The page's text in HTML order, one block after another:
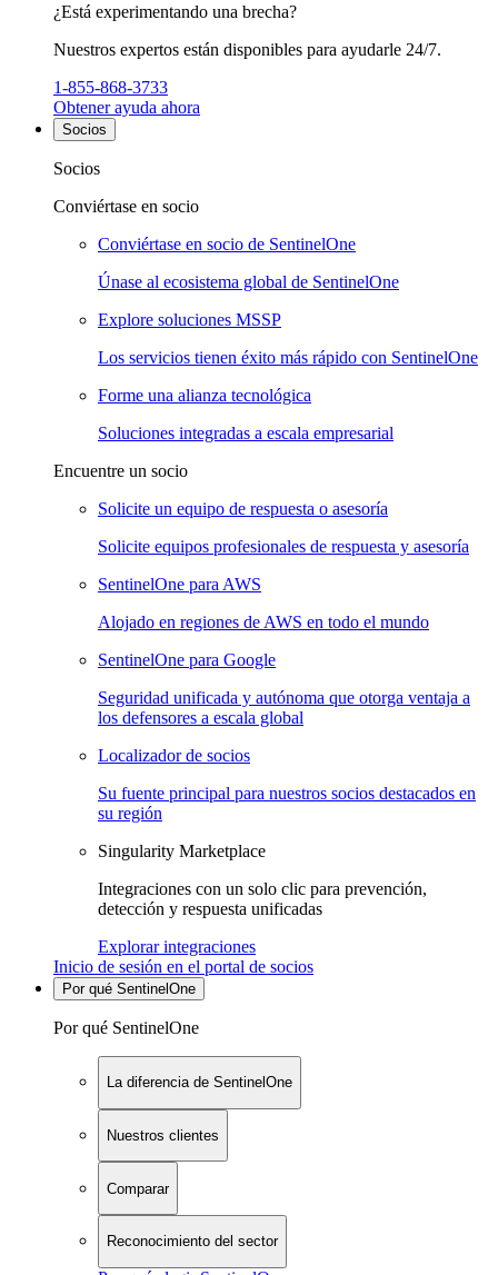
¿Está experimentando una brecha?
Nuestros expertos están disponibles para ayudarle 24/7.
1-855-868-3733
Obtener ayuda ahora
Socios
Socios
Conviértase en socio
Conviértase en socio de SentinelOne
Únase al ecosistema global de SentinelOne
Explore soluciones MSSP
Los servicios tienen éxito más rápido con SentinelOne
Forme una alianza tecnológica
Soluciones integradas a escala empresarial
Encuentre un socio
Solicite un equipo de respuesta o asesoría
Solicite equipos profesionales de respuesta y asesoría
SentinelOne para AWS
Alojado en regiones de AWS en todo el mundo
SentinelOne para Google
Seguridad unificada y autónoma que otorga ventaja a
los defensores a escala global
Localizador de socios
Su fuente principal para nuestros socios destacados en
su región
Singularity Marketplace
Integraciones con un solo clic para prevención,
detección y respuesta unificadas
Explorar integraciones
Inicio de sesión en el portal de socios
Por qué SentinelOne
Por qué SentinelOne
La diferencia de SentinelOne
Nuestros clientes
Comparar
Reconocimiento del sector